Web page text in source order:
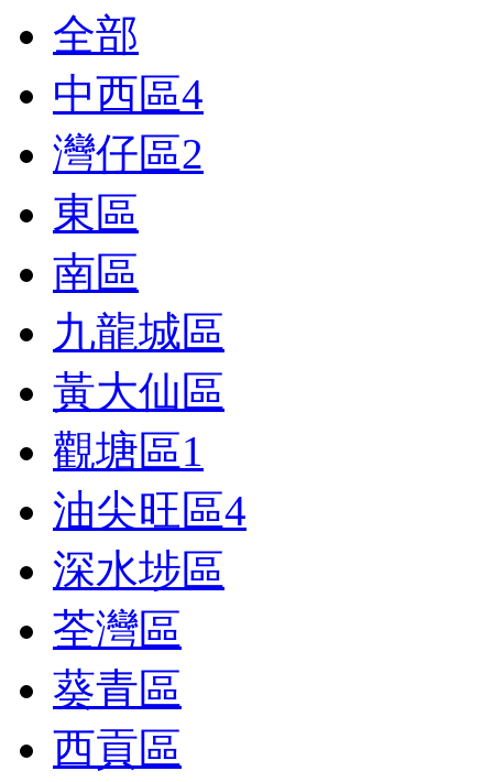
全部
中西區4
灣仔區2
東區
南區
九龍城區
黃大仙區
觀塘區1
油尖旺區4
深水埗區
荃灣區
葵青區
西貢區